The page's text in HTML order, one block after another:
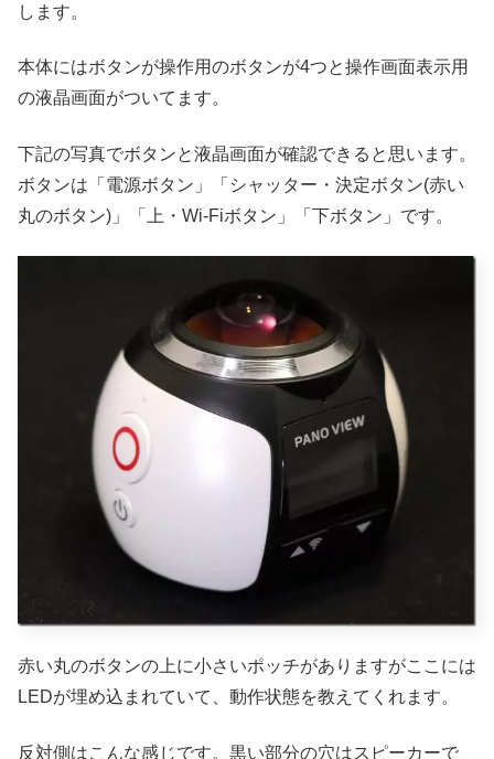
します。
本体にはボタンが操作用のボタンが4つと操作画面表示用
の液晶画面がついてます。
下記の写真でボタンと液晶画面が確認できると思います。
ボタンは「電源ボタン」「シャッター・決定ボタン(赤い
丸のボタン)」「上・Wi-Fiボタン」「下ボタン」です。
赤い丸のボタンの上に小さいポッチがありますがここには
LEDが埋め込まれていて、動作状態を教えてくれます。
反対側はこんな感じです。黒い部分の穴はスピーカーで